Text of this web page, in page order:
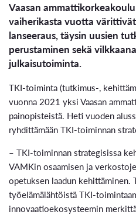
Vaasan
vaiherikasta vuotta
lanseeraus, täysin uusien
perustaminen sekä
julkaisutoiminta.
TKI-toiminta (tutkimus-,
vuonna 2021 yksi Vaasan
painopisteistä. Heti vuoden
ryhdittämään TKI-toiminnan
– TKI-toiminnan strategisissa
VAMKin osaamisen ja
opetuksen laadun kehittäminen.
työelämälähtöistä TKI-
innovaatioekosysteemin